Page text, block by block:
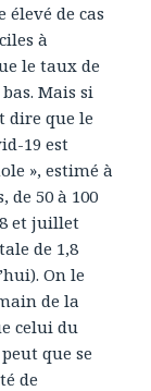
de cas
à
le taux de
Mais si
dire que le
19 est
», estimé à
de 50 à 100
et juillet
de 1,8
On le
de la
celui du
que se
de